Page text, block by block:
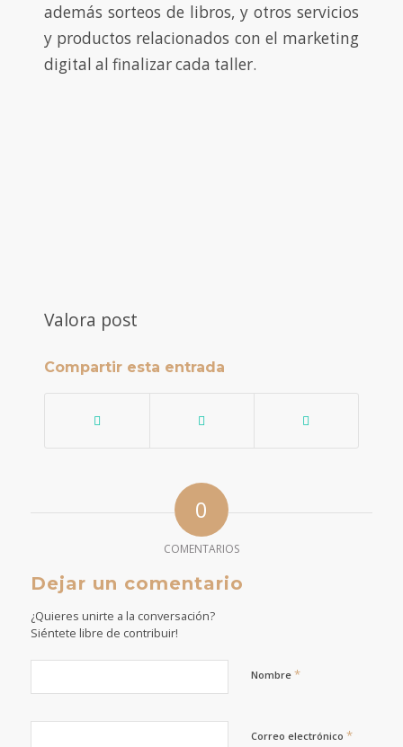
además sorteos de libros, y otros servicios
y productos relacionados con el marketing
digital al finalizar cada taller.
Valora post
Compartir esta entrada
0
COMENTARIOS
Dejar un comentario
¿Quieres unirte a la conversación?
Siéntete libre de contribuir!
Nombre *
Correo electrónico *